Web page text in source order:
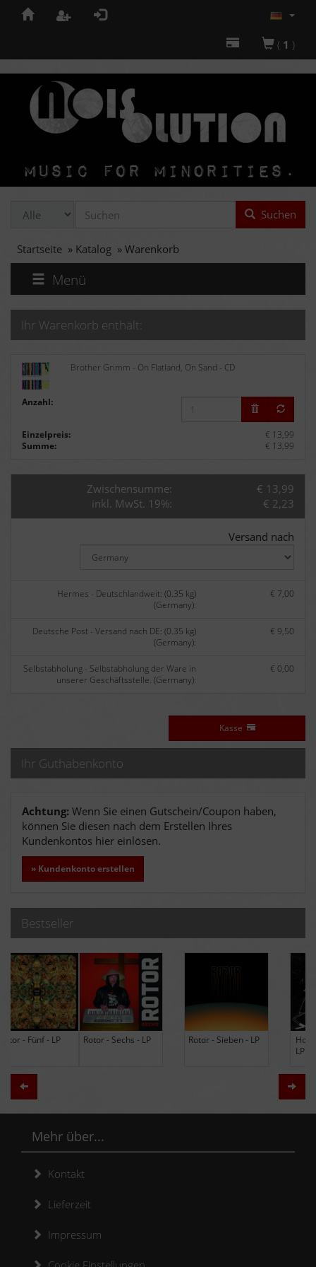
( 1 )
Suchen
Startseite » Katalog » Warenkorb
Menü
Ihr Warenkorb enthält:
Brother Grimm - On Flatland, On Sand - CD
Anzahl:
Einzelpreis:
€ 13,99
Summe:
€ 13,99
Zwischensumme:
€ 13,99
inkl. MwSt. 19%:
€ 2,23
Versand nach
Hermes - Deutschlandweit: (0.35 kg)
(Germany):
€ 7,00
Deutsche Post - Versand nach DE: (0.35 kg)
(Germany):
€ 9,50
Selbstabholung - Selbstabholung der Ware in
unserer Geschäftsstelle. (Germany):
€ 0,00
Kasse
Ihr Guthabenkonto
Achtung: Wenn Sie einen Gutschein/Coupon haben,
können Sie diesen nach dem Erstellen Ihres
Kundenkontos hier einlösen.
» Kundenkonto erstellen
Bestseller
Rotor - Sechs - LP Rotor - Sieben - LP
Hodja - The Band -
LP (Limited Edition
Zurück
Mehr über...
Kontakt
Lieferzeit
Impressum